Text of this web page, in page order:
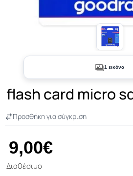
1 εικόνα
flash card micro
9,00€
Διαθέσιμο
Προσθήκη για σύγκριση